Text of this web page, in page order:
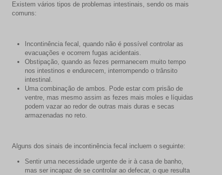
Existem vários tipos de problemas intestinais, sendo os mais
comuns:
Incontinência fecal, quando não é possível controlar as
evacuações e ocorrem fugas acidentais.
Obstipação, quando as fezes permanecem muito tempo
nos intestinos e endurecem, interrompendo o trânsito
intestinal.
Uma combinação de ambos. Pode estar com prisão de
ventre, mas mesmo assim as fezes mais moles e líquidas
podem vazar ao redor de outras mais duras e secas
armazenadas no reto.
Alguns dos sinais de incontinência fecal incluem o seguinte:
Sentir uma necessidade urgente de ir à casa de banho,
mas ser incapaz de se controlar ao defecar, o que resulta